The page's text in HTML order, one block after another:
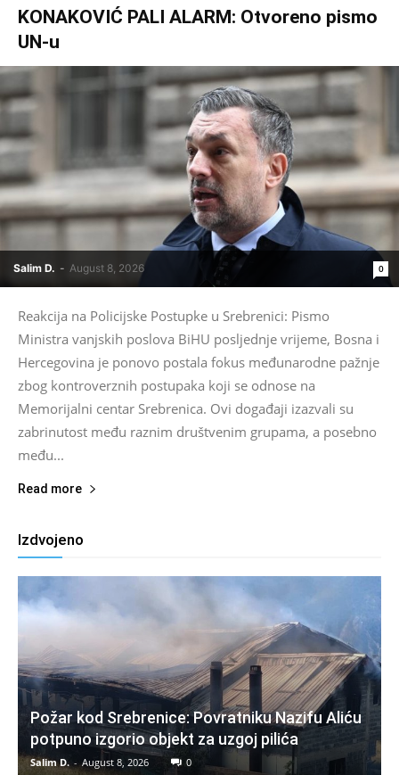
KONAKOVIĆ PALI ALARM: Otvoreno pismo
UN-u
Salim D. - August 8, 2026 0
Reakcija na Policijske Postupke u Srebrenici: Pismo
Ministra vanjskih poslova BiHU posljednje vrijeme, Bosna i
Hercegovina je ponovo postala fokus međunarodne pažnje
zbog kontroverznih postupaka koji se odnose na
Memorijalni centar Srebrenica. Ovi događaji izazvali su
zabrinutost među raznim društvenim grupama, a posebno
među...
Read more
Izdvojeno
Požar kod Srebrenice: Povratniku Nazifu Aliću
potpuno izgorio objekt za uzgoj pilića
Salim D. - August 8, 2026 0